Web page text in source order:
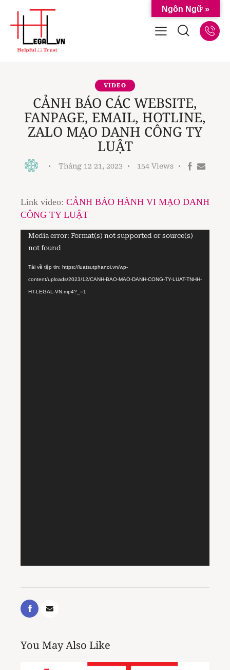
VIDEO
CẢNH BÁO CÁC WEBSITE,
FANPAGE, EMAIL, HOTLINE,
ZALO MẠO DANH CÔNG TY
LUẬT
Tháng 12 21, 2023 154 Views
Link video: CẢNH BÁO HÀNH VI MẠO DANH
CÔNG TY LUẬT
Trình
chơi
Media error: Format(s) not supported or source(s)
not found
Tải về tệp tin: https://luatsutphanoi.vn/wp-
content/uploads/2023/12/CANH-BAO-MAO-DANH-CONG-TY-LUAT-TNHH-
HT-LEGAL-VN.mp4?_=1
You May Also Like
Ngôn Ngữ »